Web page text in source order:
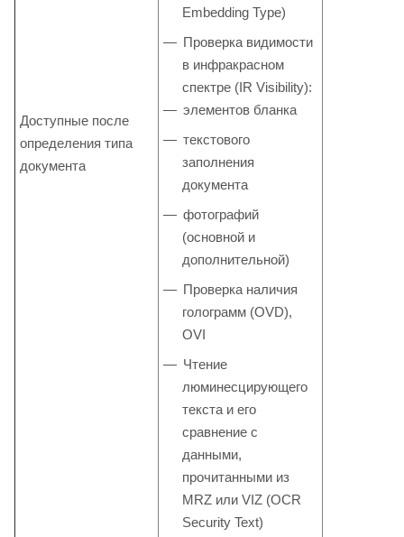
Доступные после
определения типа
документа
Embedding Type)
Проверка видимости
в инфракрасном
спектре (IR Visibility):
элементов бланка
текстового
заполнения
документа
фотографий
(основной и
дополнительной)
Проверка наличия
голограмм (OVD),
OVI
Чтение
люминесцирующего
текста и его
сравнение с
данными,
прочитанными из
MRZ или VIZ (OCR
Security Text)